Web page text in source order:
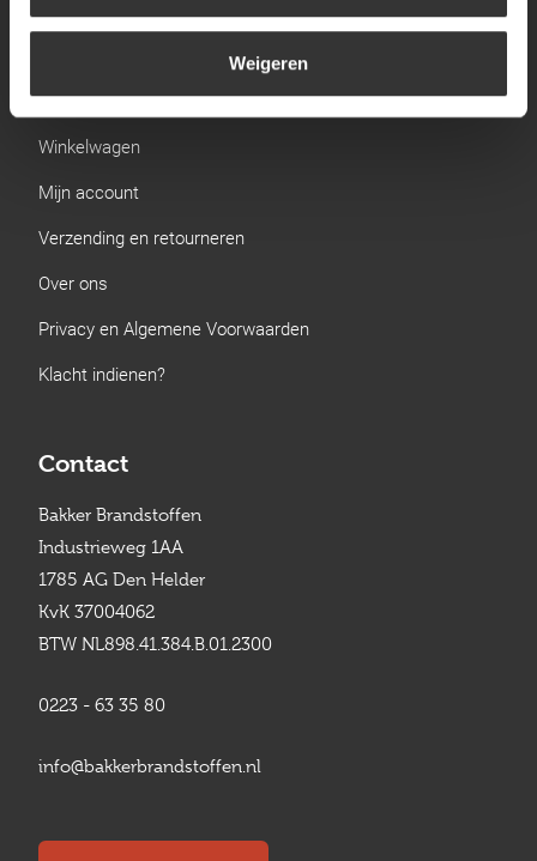
Weigeren
Links
Winkelwagen
Mijn account
Verzending en retourneren
Over ons
Privacy en Algemene Voorwaarden
Klacht indienen?
Contact
Bakker Brandstoffen
Industrieweg 1AA
1785 AG Den Helder
KvK 37004062
BTW NL898.41.384.B.01.2300
0223 - 63 35 80
info@bakkerbrandstoffen.nl